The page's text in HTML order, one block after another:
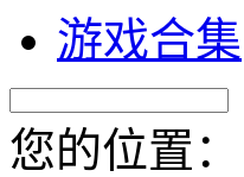
游戏合集
您的位置：